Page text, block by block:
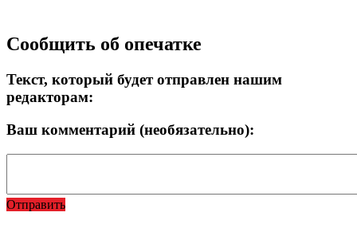
Прокрутка
вверх
Сообщить об опечатке
Текст, который будет отправлен нашим
редакторам:
Ваш комментарий (необязательно):
Отправить